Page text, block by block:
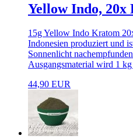
Yellow Indo,
15g Yellow Indo Kratom
Indonesien produziert und
Sonnenlicht
Ausgangsmaterial wird 1
44,90 EUR